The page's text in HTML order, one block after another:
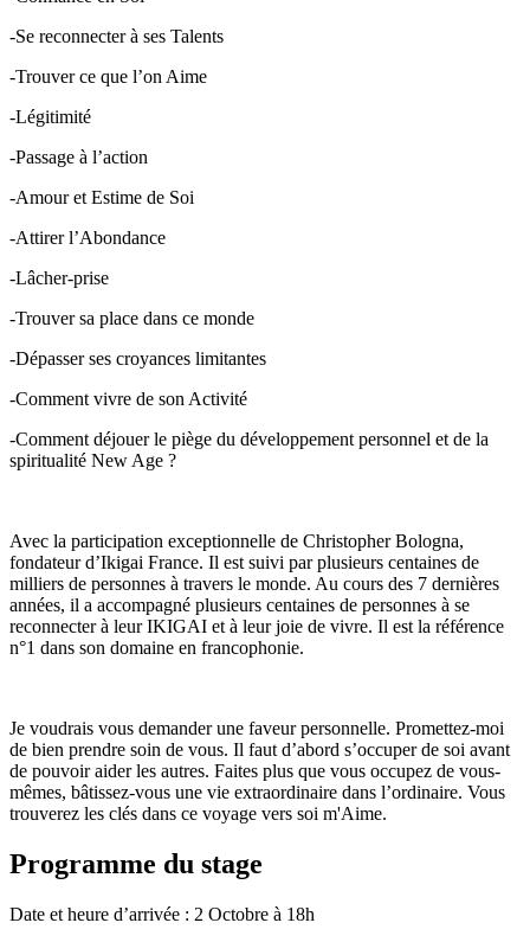
-Se reconnecter à ses Talents
-Trouver ce que l’on Aime
-Légitimité
-Passage à l’action
-Amour et Estime de Soi
-Attirer l’Abondance
-Lâcher-prise
-Trouver sa place dans ce monde
-Dépasser ses croyances limitantes
-Comment vivre de son Activité
-Comment déjouer le piège du développement personnel et de la
spiritualité New Age ?
Avec la participation exceptionnelle de Christopher Bologna,
fondateur d’Ikigai France. Il est suivi par plusieurs centaines de
milliers de personnes à travers le monde. Au cours des 7 dernières
années, il a accompagné plusieurs centaines de personnes à se
reconnecter à leur IKIGAI et à leur joie de vivre. Il est la référence
n°1 dans son domaine en francophonie.
Je voudrais vous demander une faveur personnelle. Promettez-moi
de bien prendre soin de vous. Il faut d’abord s’occuper de soi avant
de pouvoir aider les autres. Faites plus que vous occupez de vous-
mêmes, bâtissez-vous une vie extraordinaire dans l’ordinaire. Vous
trouverez les clés dans ce voyage vers soi m'Aime.
Programme du stage
Date et heure d’arrivée : 2 Octobre à 18h